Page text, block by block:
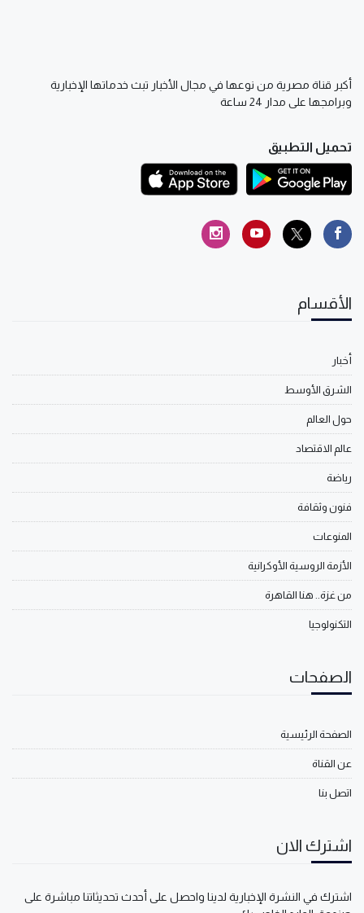
أكبر قناة مصرية من نوعها في مجال الأخبار تبث خدماتها الإخبارية
وبرامجها على مدار 24 ساعة
تحميل التطبيق
الأقسام
أخبار
الشرق الأوسط
حول العالم
عالم الاقتصاد
رياضة
فنون وثقافة
المنوعات
الأزمة الروسية الأوكرانية
من غزة.. هنا القاهرة
التكنولوجيا
الصفحات
الصفحة الرئيسية
عن القناة
اتصل بنا
اشترك الان
اشترك في النشرة الإخبارية لدينا واحصل على أحدث تحديثاتنا مباشرة على